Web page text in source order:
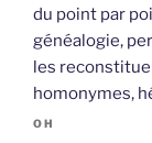
du point par
généalogie,
les
homonymes,
OH